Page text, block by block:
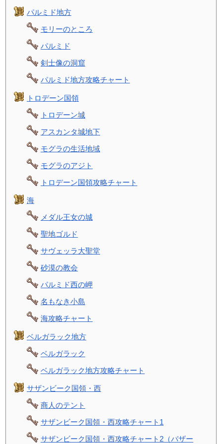
パルミド地方
モリーのところ
パルミド
剣士像の洞窟
パルミド地方攻略チャート
トロデーン国領
トロデーン城
アスカンタ城地下
モグラの生活地域
モグラのアジト
トロデーン国領攻略チャート
海
メダル王女の城
聖地ゴルド
サヴェッラ大聖堂
砂漠の教会
パルミド西の岬
名もなき小島
海攻略チャート
ベルガラック地方
ベルガラック
ベルガラック地方攻略チャート
サザンビーク国領・西
商人のテント
サザンビーク国領・西攻略チャート1
サザンビーク国領・西攻略チャート2（バザー